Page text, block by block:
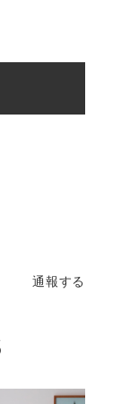
通報する